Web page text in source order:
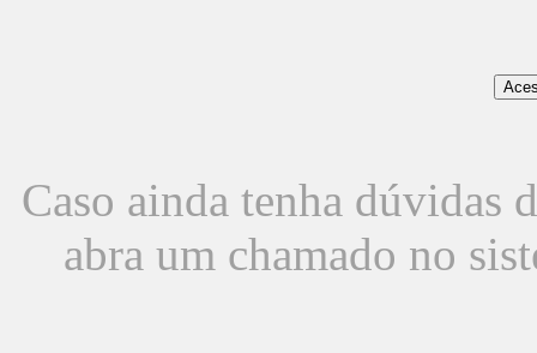
Caso ainda tenha dúvidas
abra um chamado no